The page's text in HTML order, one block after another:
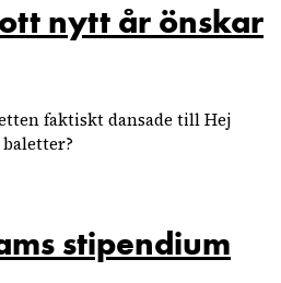
nytt år önskar
faktiskt dansade till Hej
stipendium